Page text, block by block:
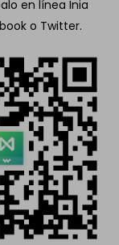
en línea Inia
o Twitter.